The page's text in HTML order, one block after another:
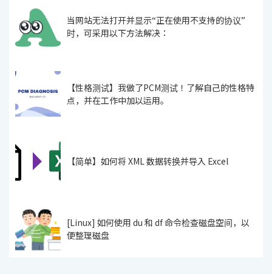
当网站无法打开并显示“正在使用不支持的协议”
时，可采用以下方法解决：
【性格测试】我做了PCM测试！了解自己的性格特
点，并在工作中加以运用。
【简单】如何将 XML 数据转换并导入 Excel
[Linux] 如何使用 du 和 df 命令检查磁盘空间，以
便整理磁盘